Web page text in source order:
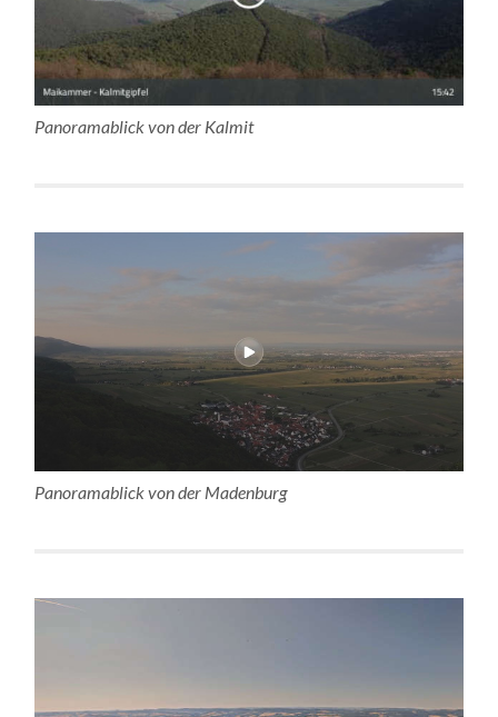
Panoramablick von der Kalmit
Panoramablick von der Madenburg